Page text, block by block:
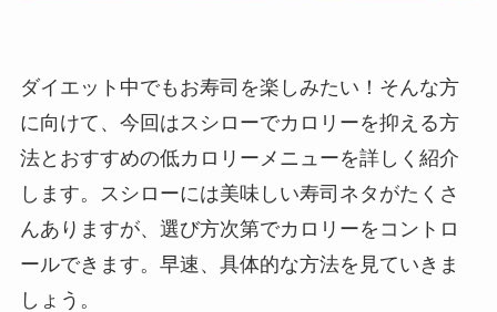
ダイエット中でもお寿司を楽しみたい！そんな方
に向けて、今回はスシローでカロリーを抑える方
法とおすすめの低カロリーメニューを詳しく紹介
します。スシローには美味しい寿司ネタがたくさ
んありますが、選び方次第でカロリーをコントロ
ールできます。早速、具体的な方法を見ていきま
しょう。